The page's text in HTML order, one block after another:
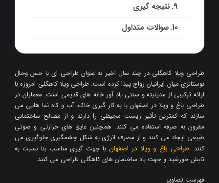
نتیجه گیری
سوالات متداول
طراحی ویلا کاهگلی در چند سال اخیر به عنوان طراحی ای با حس وحال
نوستالژی میان ایرانیان رواج پیدا کرده است. طراحی ویلا کاهگلی امروزه با
ارائه ترکیبی از مدرنیته و سنتی یاد آور خانه های قدیمی است. معماران در
طراحی باغ و ویلا در اصفهان با به کار گیری خاک، آب و کاه نما هایی می
سازند که کمترین تأثیر زیست محیطی را دارند و از مصالح ساختمانی
مقرون به صرفه استفاده می کنند. همچنین عایق های حرارتی و صوتی
طبیعی ایجاد می کنند و از مصرف انرژی به شکل چشمگیری جلوگیری می
کنند. طراحی باغ و ویلا در اصفهان با جهت گیری مناسب بنا نسبت به
تابش خورشید و جهت باد ساختمان های کاهگلی طراحی می کنند.
فهرست تصاویر